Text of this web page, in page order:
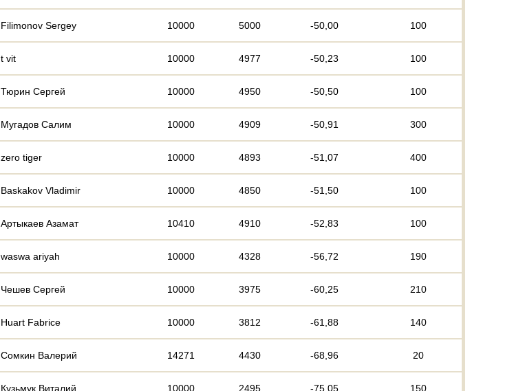
Filimonov Sergey 10000 5000 -50,00 100
t vit 10000 4977 -50,23 100
Тюрин Сергей 10000 4950 -50,50 100
Мугадов Салим 10000 4909 -50,91 300
zero tiger 10000 4893 -51,07 400
Baskakov Vladimir 10000 4850 -51,50 100
Артыкаев Азамат 10410 4910 -52,83 100
waswa ariyah 10000 4328 -56,72 190
Чешев Сергей 10000 3975 -60,25 210
Huart Fabrice 10000 3812 -61,88 140
Сомкин Валерий 14271 4430 -68,96 20
Кузьмук Виталий 10000 2495 -75,05 150